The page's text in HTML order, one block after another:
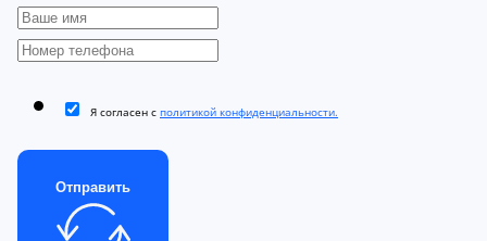
Я согласен с политикой конфиденциальности.
Отправить